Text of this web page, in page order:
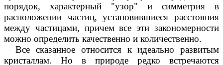
порядок, характерный "узор" и симметрия в
расположении частиц, установившиеся расстояния
между частицами, причем все эти закономерности
можно определить качественно и количественно.
Все сказанное относится к идеально развитым
кристаллам. Но в природе редко встречаются